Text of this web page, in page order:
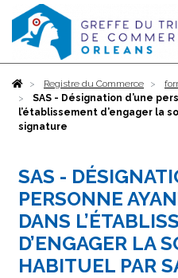
AccueilRegistre du Commerce
SAS - Désignation d’une
l’établissement d’engager la
signature
SAS -
PERSONNE
DANS
D’ENGAGER LA
HABITUEL PAR